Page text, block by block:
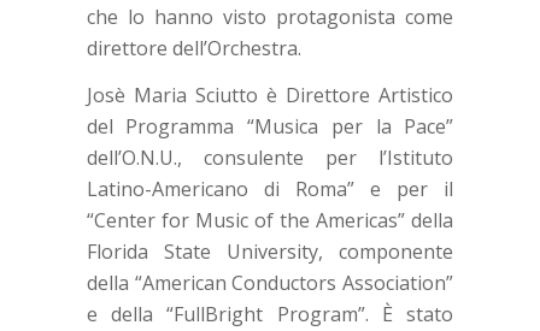
che lo hanno visto protagonista come
direttore dell’Orchestra.
Josè Maria Sciutto è Direttore Artistico
del Programma “Musica per la Pace”
dell’O.N.U., consulente per l’Istituto
Latino-Americano di Roma” e per il
“Center for Music of the Americas” della
Florida State University, componente
della “American Conductors Association”
e della “FullBright Program”. È stato